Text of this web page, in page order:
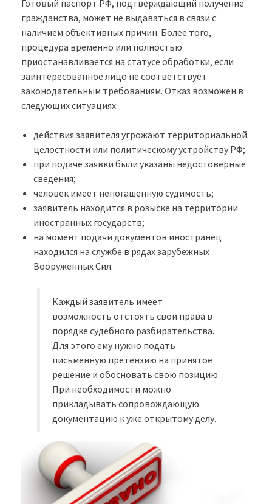
Готовый паспорт РФ, подтверждающий получение
гражданства, может не выдаваться в связи с
наличием объективных причин. Более того,
процедура временно или полностью
приостанавливается на статусе обработки, если
заинтересованное лицо не соответствует
законодательным требованиям. Отказ возможен в
следующих ситуациях:
действия заявителя угрожают территориальной
целостности или политическому устройству РФ;
при подаче заявки были указаны недостоверные
сведения;
человек имеет непогашенную судимость;
заявитель находится в розыске на территории
иностранных государств;
на момент подачи документов иностранец
находился на службе в рядах зарубежных
Вооруженных Сил.
Каждый заявитель имеет
возможность отстоять свои права в
порядке судебного разбирательства.
Для этого ему нужно подать
письменную претензию на принятое
решение и обосновать свою позицию.
При необходимости можно
прикладывать сопровождающую
документацию к уже открытому делу.